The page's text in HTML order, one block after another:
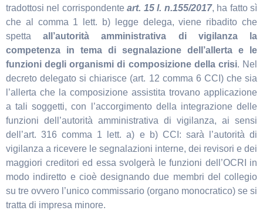
tradottosi nel corrispondenteart. 15 l. n.155/2017, ha fatto sì
che al comma 1 lett. b) legge delega, viene ribadito che
spettaall’autorità amministrativa di vigilanza la
competenza in tema di segnalazione dell’allerta e le
funzioni degli organismi di composizione della crisi. Nel
decreto delegato si chiarisce (art. 12 comma 6 CCI) che sia
l’allerta che la composizione assistita trovano applicazione
a tali soggetti, con l’accorgimento della integrazione delle
funzioni dell’autorità amministrativa di vigilanza, ai sensi
dell’art. 316 comma 1 lett. a) e b) CCI: sarà l’autorità di
vigilanza a ricevere le segnalazioni interne, dei revisori e dei
maggiori creditori ed essa svolgerà le funzioni dell’OCRI in
modo indiretto e cioè designando due membri del collegio
su tre ovvero l’unico commissario (organo monocratico) se si
tratta di impresa minore.